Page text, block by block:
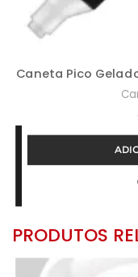
Caneta Pico
PRODUTOS